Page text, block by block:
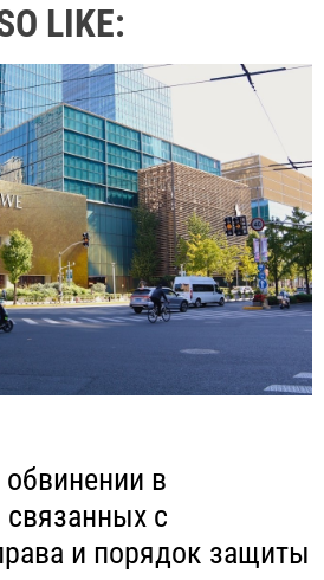
LIKE:
в
связанных с
и порядок защиты